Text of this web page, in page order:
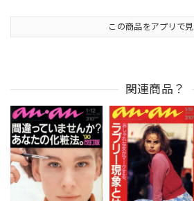
この商品をアプリで
関連商品？